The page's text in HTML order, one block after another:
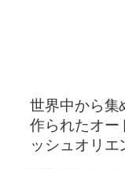
世界中から集
作られたオー
ッシュオリエ